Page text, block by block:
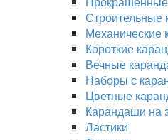
Строительные
Механические
Короткие
Вечные
Наборы с
Цветные
Карандаши на
Ластики